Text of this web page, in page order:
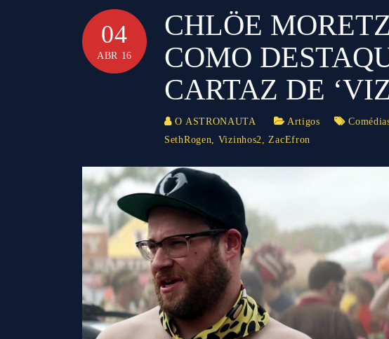
04
ABR 16
CHLÖE
COMO
CARTAZ DE
O ASTRONAUTA Artigos
SethRogen, Vizinhos2,ZacEfron